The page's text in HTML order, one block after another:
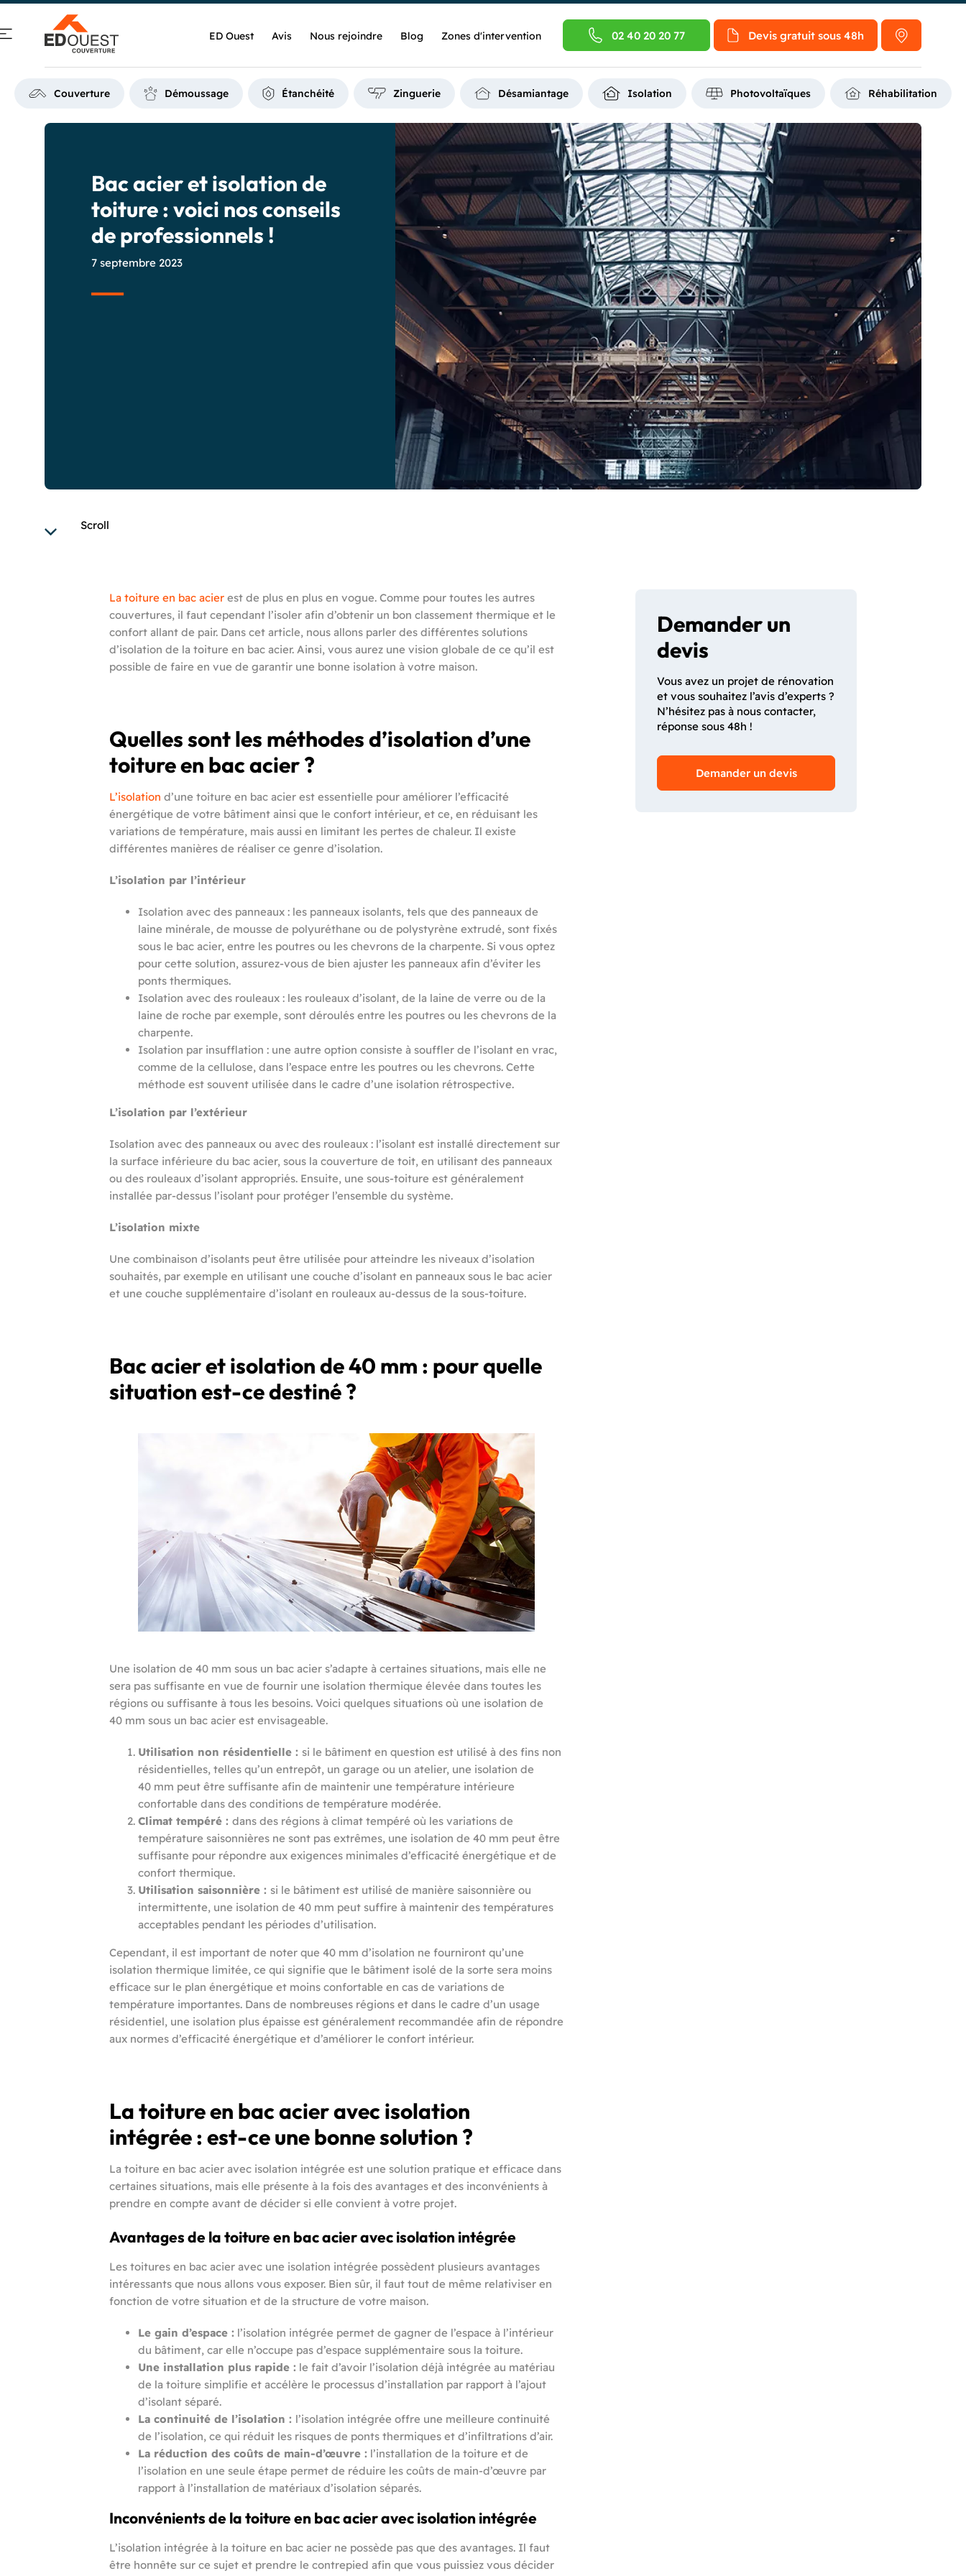
ED Ouest Avis Nous rejoindre Blog Zones d'intervention 02 40 20 20 77 Devis gratuit sous 48h
Couverture Démoussage Étanchéité Zinguerie Désamiantage Isolation Photovoltaïques Réhabilitation
Bac acier et isolation de
toiture : voici nos conseils
de professionnels !
7 septembre 2023
Scroll
La toiture en bac acier est de plus en plus en vogue. Comme pour toutes les autres
couvertures, il faut cependant l’isoler afin d’obtenir un bon classement thermique et le
confort allant de pair. Dans cet article, nous allons parler des différentes solutions
d’isolation de la toiture en bac acier. Ainsi, vous aurez une vision globale de ce qu’il est
possible de faire en vue de garantir une bonne isolation à votre maison.
Quelles sont les méthodes d’isolation d’une
toiture en bac acier ?
L’isolation d’une toiture en bac acier est essentielle pour améliorer l’efficacité
énergétique de votre bâtiment ainsi que le confort intérieur, et ce, en réduisant les
variations de température, mais aussi en limitant les pertes de chaleur. Il existe
différentes manières de réaliser ce genre d’isolation.
L’isolation par l’intérieur
Isolation avec des panneaux : les panneaux isolants, tels que des panneaux de
laine minérale, de mousse de polyuréthane ou de polystyrène extrudé, sont fixés
sous le bac acier, entre les poutres ou les chevrons de la charpente. Si vous optez
pour cette solution, assurez-vous de bien ajuster les panneaux afin d’éviter les
ponts thermiques.
Isolation avec des rouleaux : les rouleaux d’isolant, de la laine de verre ou de la
laine de roche par exemple, sont déroulés entre les poutres ou les chevrons de la
charpente.
Isolation par insufflation : une autre option consiste à souffler de l’isolant en vrac,
comme de la cellulose, dans l’espace entre les poutres ou les chevrons. Cette
méthode est souvent utilisée dans le cadre d’une isolation rétrospective.
L’isolation par l’extérieur
Isolation avec des panneaux ou avec des rouleaux : l’isolant est installé directement sur
la surface inférieure du bac acier, sous la couverture de toit, en utilisant des panneaux
ou des rouleaux d’isolant appropriés. Ensuite, une sous-toiture est généralement
installée par-dessus l’isolant pour protéger l’ensemble du système.
L’isolation mixte
Une combinaison d’isolants peut être utilisée pour atteindre les niveaux d’isolation
souhaités, par exemple en utilisant une couche d’isolant en panneaux sous le bac acier
et une couche supplémentaire d’isolant en rouleaux au-dessus de la sous-toiture.
Bac acier et isolation de 40 mm : pour quelle
situation est-ce destiné ?
Une isolation de 40 mm sous un bac acier s’adapte à certaines situations, mais elle ne
sera pas suffisante en vue de fournir une isolation thermique élevée dans toutes les
régions ou suffisante à tous les besoins. Voici quelques situations où une isolation de
40 mm sous un bac acier est envisageable.
Utilisation non résidentielle : si le bâtiment en question est utilisé à des fins non
résidentielles, telles qu’un entrepôt, un garage ou un atelier, une isolation de
40 mm peut être suffisante afin de maintenir une température intérieure
confortable dans des conditions de température modérée.
Climat tempéré : dans des régions à climat tempéré où les variations de
température saisonnières ne sont pas extrêmes, une isolation de 40 mm peut être
suffisante pour répondre aux exigences minimales d’efficacité énergétique et de
confort thermique.
Utilisation saisonnière : si le bâtiment est utilisé de manière saisonnière ou
intermittente, une isolation de 40 mm peut suffire à maintenir des températures
acceptables pendant les périodes d’utilisation.
Cependant, il est important de noter que 40 mm d’isolation ne fourniront qu’une
isolation thermique limitée, ce qui signifie que le bâtiment isolé de la sorte sera moins
efficace sur le plan énergétique et moins confortable en cas de variations de
température importantes. Dans de nombreuses régions et dans le cadre d’un usage
résidentiel, une isolation plus épaisse est généralement recommandée afin de répondre
aux normes d’efficacité énergétique et d’améliorer le confort intérieur.
La toiture en bac acier avec isolation
intégrée : est-ce une bonne solution ?
La toiture en bac acier avec isolation intégrée est une solution pratique et efficace dans
certaines situations, mais elle présente à la fois des avantages et des inconvénients à
prendre en compte avant de décider si elle convient à votre projet.
Avantages de la toiture en bac acier avec isolation intégrée
Les toitures en bac acier avec une isolation intégrée possèdent plusieurs avantages
intéressants que nous allons vous exposer. Bien sûr, il faut tout de même relativiser en
fonction de votre situation et de la structure de votre maison.
Le gain d’espace : l’isolation intégrée permet de gagner de l’espace à l’intérieur
du bâtiment, car elle n’occupe pas d’espace supplémentaire sous la toiture.
Une installation plus rapide : le fait d’avoir l’isolation déjà intégrée au matériau
de la toiture simplifie et accélère le processus d’installation par rapport à l’ajout
d’isolant séparé.
La continuité de l’isolation : l’isolation intégrée offre une meilleure continuité
de l’isolation, ce qui réduit les risques de ponts thermiques et d’infiltrations d’air.
La réduction des coûts de main-d’œuvre : l’installation de la toiture et de
l’isolation en une seule étape permet de réduire les coûts de main-d’œuvre par
rapport à l’installation de matériaux d’isolation séparés.
Inconvénients de la toiture en bac acier avec isolation intégrée
L’isolation intégrée à la toiture en bac acier ne possède pas que des avantages. Il faut
être honnête sur ce sujet et prendre le contrepied afin que vous puissiez vous décider
Demander un
devis
Vous avez un projet de rénovation
et vous souhaitez l’avis d’experts ?
N’hésitez pas à nous contacter,
réponse sous 48h !
Demander un devis